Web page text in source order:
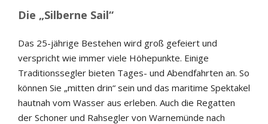
Die „Silberne Sail“
Das 25-jährige Bestehen wird groß gefeiert und
verspricht wie immer viele Höhepunkte. Einige
Traditionssegler bieten Tages- und Abendfahrten an. So
können Sie „mitten drin“ sein und das maritime Spektakel
hautnah vom Wasser aus erleben. Auch die Regatten
der Schoner und Rahsegler von Warnemünde nach